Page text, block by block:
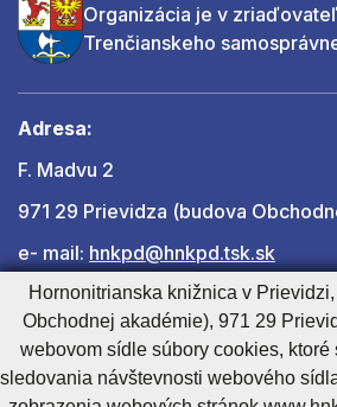
Organizácia je v
Trenčianskeho
Adresa:
F. Madvu 2
971 29 Prievidza (budova
e- mail: hnkpd@hnkpd.tsk.sk
Ďalšie kontakty
Hornonitrianska knižnica v
Obchodnej akadémie), 971 29
webovom sídle súbory cookies, ktoré
sledovania návštevnosti webového